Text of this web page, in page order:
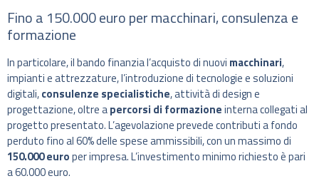
Fino a 150.000 euro per macchinari, consulenza e
formazione
In particolare, il bando finanzia l’acquisto di nuovi macchinari,
impianti e attrezzature, l’introduzione di tecnologie e soluzioni
digitali,consulenze specialistiche, attività di design e
progettazione, oltre apercorsi di formazioneinterna collegati al
progetto presentato. L’agevolazione prevede contributi a fondo
perduto fino al 60% delle spese ammissibili, con un massimo di
150.000 europer impresa. L’investimento minimo richiesto è pari
a 60.000 euro.